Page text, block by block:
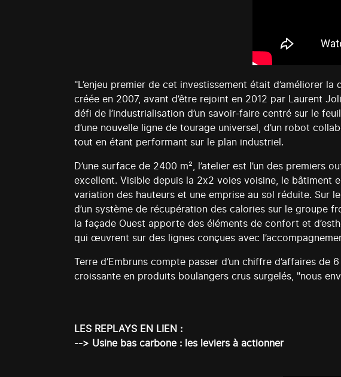
"L’enjeu premier de cet investissement était d’améliorer
créée en 2007, avant d’être rejoint en 2012 par Laurent
défi de l’industrialisation d’un savoir-faire centré sur le
d’une nouvelle ligne de tourage universel, d’un robot
tout en étant performant sur le plan industriel.
D’une surface de 2400 m², l’atelier est l’un des
excellent. Visible depuis la 2x2 voies voisine, le bâtiment
variation des hauteurs et une emprise au sol réduite. Sur
d’un système de récupération des calories sur le groupe
la façade Ouest apporte des éléments de confort et
qui œuvrent sur des lignes conçues avec
Terre d’Embruns compte passer d’un chiffre d’affaires
croissante en produits boulangers crus surgelés, "nous
LES REPLAYS EN LIEN :
--> Usine bas carbone : les leviers à actionner